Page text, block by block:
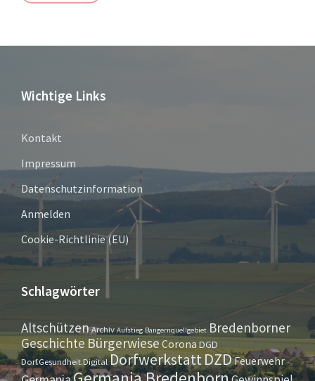
Wichtige Links
Kontakt
Impressum
Datenschutzinformation
Anmelden
Cookie-Richtlinie (EU)
Schlagwörter
AltschützenArchiv Aufstieg Bangernquellgebiet Bredenborner
Geschichte Bürgerwiese CoronaDGD
Dorf.Gesundheit.Digital DorfwerkstattDZDFeuerwehr